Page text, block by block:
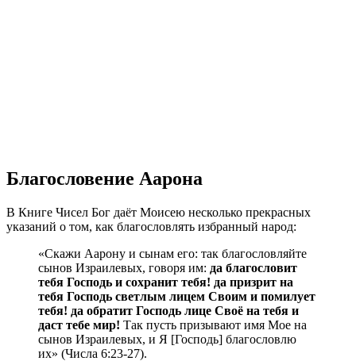
Благословение Аарона
В Книге Чисел Бог даёт Моисею несколько прекрасных
указаний о том, как благословлять избранный народ:
«Скажи Аарону и сынам его: так благословляйте
сынов Израилевых, говоря им: да благословит
тебя Господь и сохранит тебя! да призрит на
тебя Господь светлым лицем Своим и помилует
тебя! да обратит Господь лице Своё на тебя и
даст тебе мир! Так пусть призывают имя Мое на
сынов Израилевых, и Я [Господь] благословлю
их» (Числа 6:23-27).